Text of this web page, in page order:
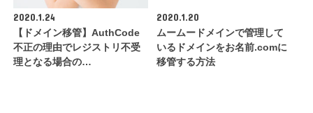
2020.1.24
【ドメイン移管】AuthCode
不正の理由でレジストリ不受
理となる場合の…
2020.1.20
ムームードメインで管理して
いるドメインをお名前.comに
移管する方法